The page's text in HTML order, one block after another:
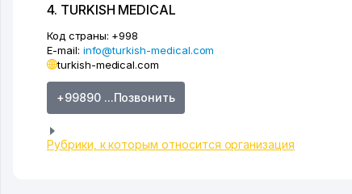
4. TURKISH MEDICAL
Код страны: +998
E-mail: info@turkish-medical.com
turkish-medical.com
+99890 ...Позвонить
Рубрики, к которым относится организация